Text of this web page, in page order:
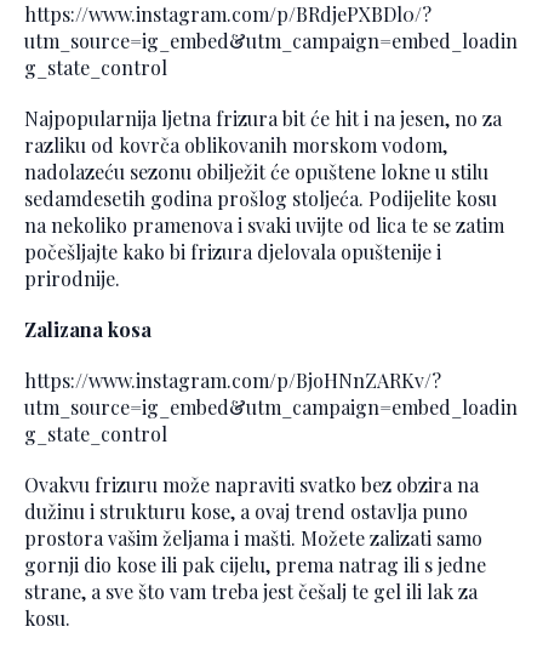
https://www.instagram.com/p/BRdjePXBDl0/?
utm_source=ig_embed&utm_campaign=embed_loadin
g_state_control
Najpopularnija ljetna frizura bit će hit i na jesen, no za
razliku od kovrča oblikovanih morskom vodom,
nadolazeću sezonu obilježit će opuštene lokne u stilu
sedamdesetih godina prošlog stoljeća. Podijelite kosu
na nekoliko pramenova i svaki uvijte od lica te se zatim
počešljajte kako bi frizura djelovala opuštenije i
prirodnije.
Zalizana kosa
https://www.instagram.com/p/BjoHNnZARKv/?
utm_source=ig_embed&utm_campaign=embed_loadin
g_state_control
Ovakvu frizuru može napraviti svatko bez obzira na
dužinu i strukturu kose, a ovaj trend ostavlja puno
prostora vašim željama i mašti. Možete zalizati samo
gornji dio kose ili pak cijelu, prema natrag ili s jedne
strane, a sve što vam treba jest češalj te gel ili lak za
kosu.